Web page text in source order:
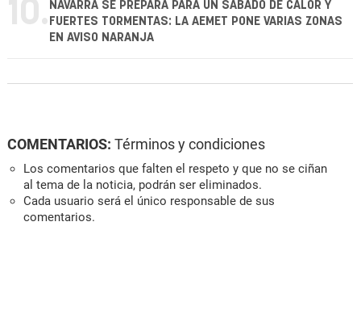
10. NAVARRA SE PREPARA PARA UN SÁBADO DE CALOR Y
FUERTES TORMENTAS: LA AEMET PONE VARIAS ZONAS
EN AVISO NARANJA
COMENTARIOS: Términos y condiciones
Los comentarios que falten el respeto y que no se ciñan
al tema de la noticia, podrán ser eliminados.
Cada usuario será el único responsable de sus
comentarios.